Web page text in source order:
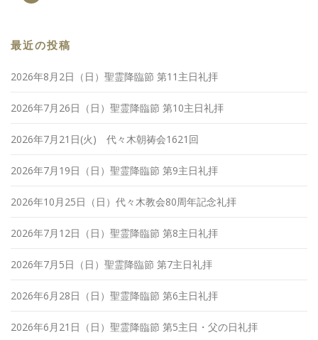
最近の投稿
2026年8月2日（日）聖霊降臨節 第11主日礼拝
2026年7月26日（日）聖霊降臨節 第10主日礼拝
2026年7月21日(火) 代々木朝祷会1621回
2026年7月19日（日）聖霊降臨節 第9主日礼拝
2026年10月25日（日）代々木教会80周年記念礼拝
2026年7月12日（日）聖霊降臨節 第8主日礼拝
2026年7月5日（日）聖霊降臨節 第7主日礼拝
2026年6月28日（日）聖霊降臨節 第6主日礼拝
2026年6月21日（日）聖霊降臨節 第5主日・父の日礼拝